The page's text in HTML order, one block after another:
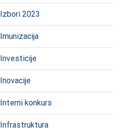
Izbori 2023
Imunizacija
Investicije
Inovacije
Interni konkurs
Infrastruktura